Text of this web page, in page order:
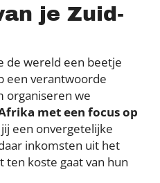
je Zuid-
de wereld een beetje
een verantwoorde
organiseren we
met een focus op
een onvergetelijke
inkomsten uit het
koste gaat van hun